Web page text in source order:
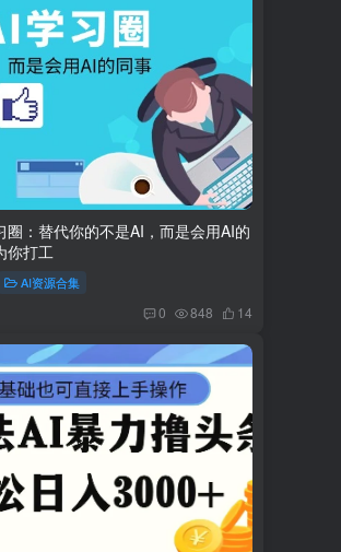
圈：替代你的不是AI，而是会用AI的
你打工
AI资源合集
0 848 14